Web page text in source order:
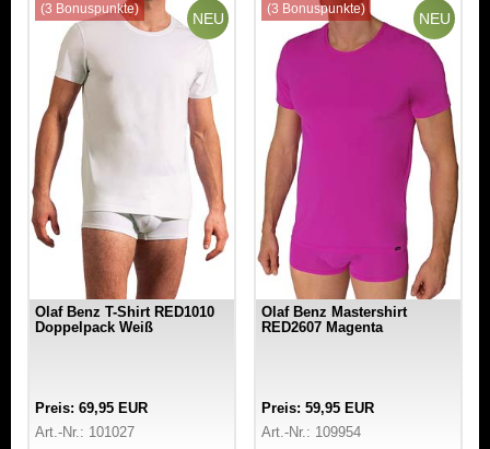
NEU
(3 Bonuspunkte)
Olaf Benz T-Shirt RED1010
Doppelpack Weiß
Preis: 69,95 EUR
Art.-Nr.: 101027
NEU
(3 Bonuspunkte)
Olaf Benz Mastershirt
RED2607 Magenta
Preis: 59,95 EUR
Art.-Nr.: 109954